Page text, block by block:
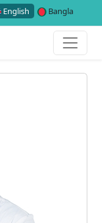
English Bangla